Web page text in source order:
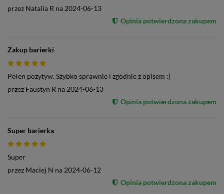
przez Natalia R na 2024-06-13
Opinia potwierdzona zakupem
Zakup barierki
Pełen pozytyw. Szybko sprawnie i zgodnie z opisem :)
przez Faustyn R na 2024-06-13
Opinia potwierdzona zakupem
Super barierka
Super
przez Maciej N na 2024-06-12
Opinia potwierdzona zakupem